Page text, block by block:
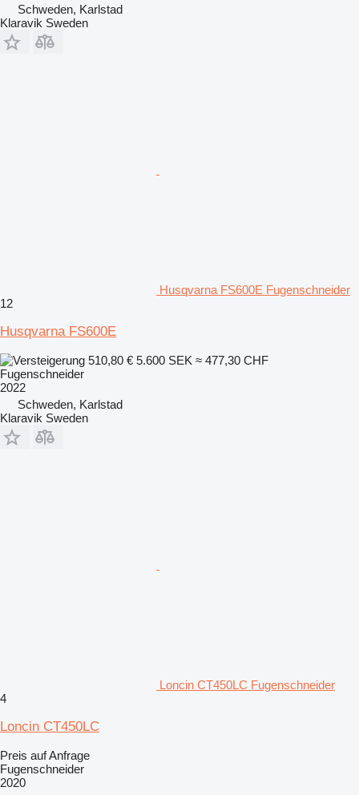
Schweden, Karlstad
Klaravik Sweden
Husqvarna FS600E Fugenschneider
12
Husqvarna FS600E
510,80 € 5.600 SEK ≈ 477,30 CHF
Fugenschneider
2022
Schweden, Karlstad
Klaravik Sweden
Loncin CT450LC Fugenschneider
4
Loncin CT450LC
Preis auf Anfrage
Fugenschneider
2020